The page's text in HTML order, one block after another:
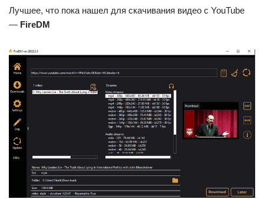
Лучшее, что пока нашел для скачивания видео с YouTube
— FireDM